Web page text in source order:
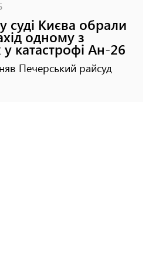
суді Києва обрали
одному з
катастрофі Ан-26
Печерський райсуд